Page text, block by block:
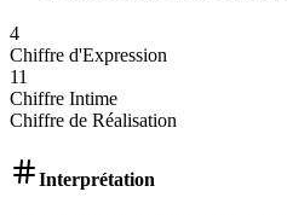
4
Chiffre d'Expression
11
Chiffre Intime
Chiffre de Réalisation
Interprétation